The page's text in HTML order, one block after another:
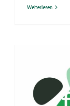
Weiterlesen